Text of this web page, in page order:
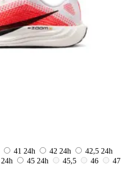
41 24h 42 24h 42,5 24h
24h 45 24h 45,5 46
47